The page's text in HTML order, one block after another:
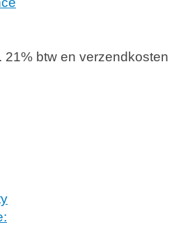
21% btw en verzendkosten